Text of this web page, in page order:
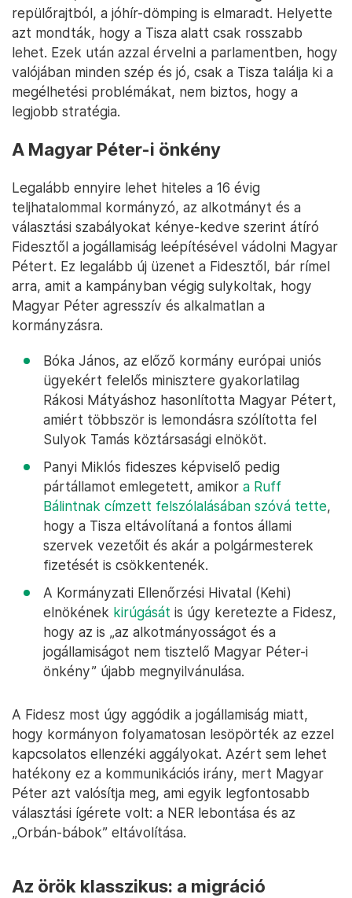
repülőrajtból, a jóhír-dömping is elmaradt. Helyette
azt mondták, hogy a Tisza alatt csak rosszabb
lehet. Ezek után azzal érvelni a parlamentben, hogy
valójában minden szép és jó, csak a Tisza találja ki a
megélhetési problémákat, nem biztos, hogy a
legjobb stratégia.
A Magyar Péter-i önkény
Legalább ennyire lehet hiteles a 16 évig
teljhatalommal kormányzó, az alkotmányt és a
választási szabályokat kénye-kedve szerint átíró
Fidesztől a jogállamiság leépítésével vádolni Magyar
Pétert. Ez legalább új üzenet a Fidesztől, bár rímel
arra, amit a kampányban végig sulykoltak, hogy
Magyar Péter agresszív és alkalmatlan a
kormányzásra.
Bóka János, az előző kormány európai uniós
ügyekért felelős minisztere gyakorlatilag
Rákosi Mátyáshoz hasonlította Magyar Pétert,
amiért többször is lemondásra szólította fel
Sulyok Tamás köztársasági elnököt.
Panyi Miklós fideszes képviselő pedig
pártállamot emlegetett, amikor a Ruff
Bálintnak címzett felszólalásában szóvá tette,
hogy a Tisza eltávolítaná a fontos állami
szervek vezetőit és akár a polgármesterek
fizetését is csökkentenék.
A Kormányzati Ellenőrzési Hivatal (Kehi)
elnökének kirúgását is úgy keretezte a Fidesz,
hogy az is „az alkotmányosságot és a
jogállamiságot nem tisztelő Magyar Péter-i
önkény” újabb megnyilvánulása.
A Fidesz most úgy aggódik a jogállamiság miatt,
hogy kormányon folyamatosan lesöpörték az ezzel
kapcsolatos ellenzéki aggályokat. Azért sem lehet
hatékony ez a kommunikációs irány, mert Magyar
Péter azt valósítja meg, ami egyik legfontosabb
választási ígérete volt: a NER lebontása és az
„Orbán-bábok” eltávolítása.
Az örök klasszikus: a migráció